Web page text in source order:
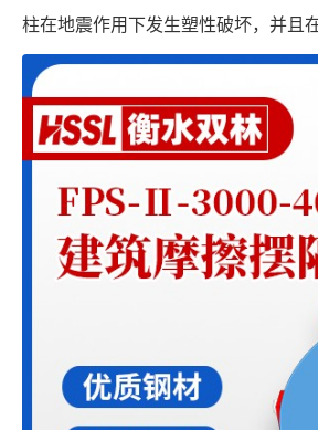
柱在地震作用下发生塑性破坏，并且